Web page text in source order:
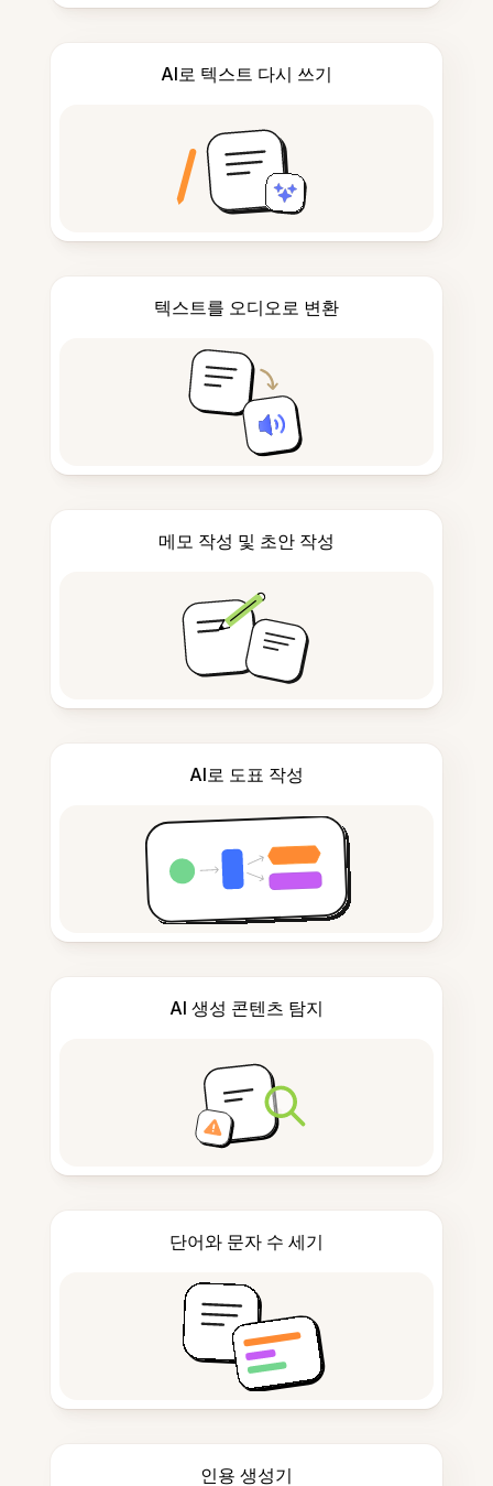
AI로 텍스트 다시 쓰기
텍스트를 오디오로 변환
메모 작성 및 초안 작성
AI로 도표 작성
AI 생성 콘텐츠 탐지
단어와 문자 수 세기
인용 생성기